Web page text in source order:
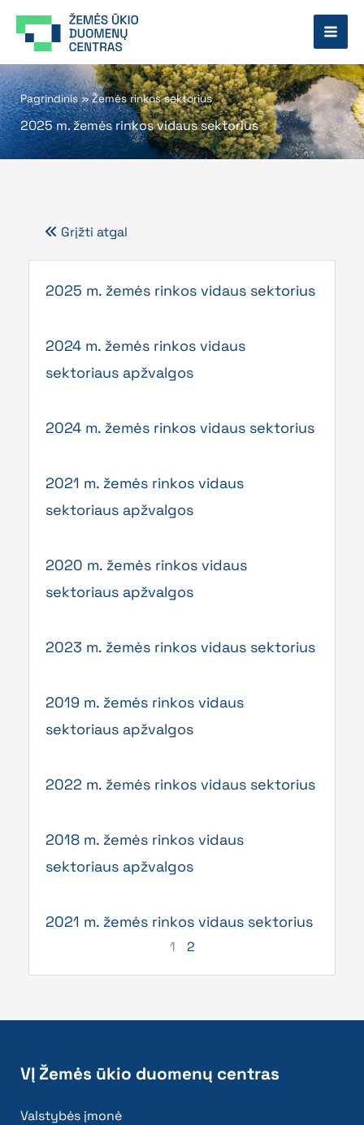
prie
Pagrindinis»Žemės rinkos sektorius
2025 m. žemės rinkos vidaus sektorius
Grįžti atgal
2025 m. žemės rinkos vidaus sektorius
2024 m. žemės rinkos vidaus
sektoriaus apžvalgos
2024 m. žemės rinkos vidaus sektorius
2021 m. žemės rinkos vidaus
sektoriaus apžvalgos
2020 m. žemės rinkos vidaus
sektoriaus apžvalgos
2023 m. žemės rinkos vidaus sektorius
2019 m. žemės rinkos vidaus
sektoriaus apžvalgos
2022 m. žemės rinkos vidaus sektorius
2018 m. žemės rinkos vidaus
sektoriaus apžvalgos
2021 m. žemės rinkos vidaus sektorius
Page
1
Page
2
VĮ Žemės ūkio duomenų centras
Valstybės įmonė